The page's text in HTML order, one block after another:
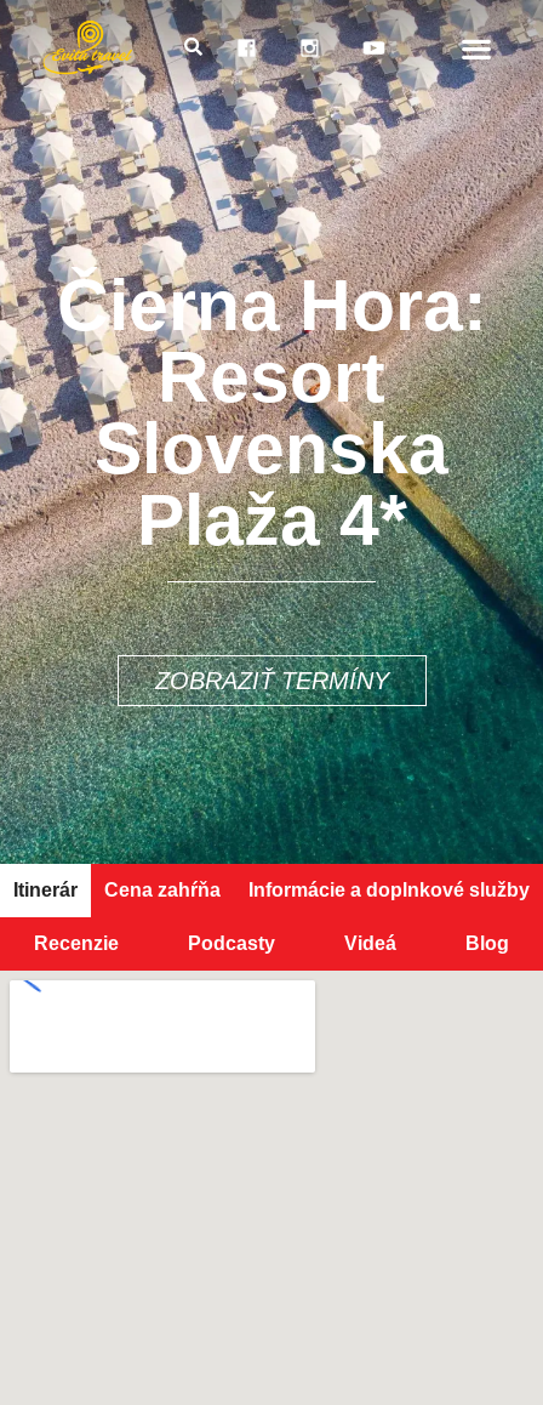
Čierna Hora:
Resort
Slovenska
Plaža 4*
ZOBRAZIŤ TERMÍNY
Itinerár Cena zahŕňa Informácie a doplnkové služby
Recenzie Podcasty Videá Blog